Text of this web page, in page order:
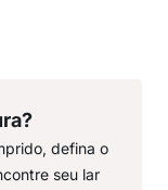
defina o
seu lar